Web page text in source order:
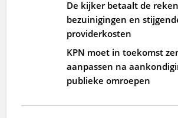
De kijker betaalt de
bezuinigingen en
providerkosten
KPN moet in toekomst
aanpassen na
publieke omroepen